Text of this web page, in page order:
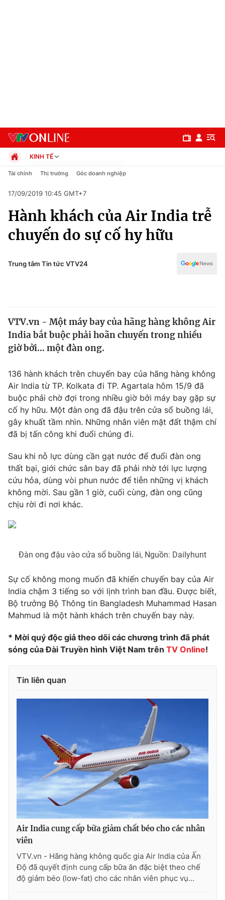
Chuyên mục
Chính trị
Thế giới
Thế giới đó đây
Câu chuyện quốc tế
Kinh tế
Tài chính
Thị trường
Góc doanh nghiệp
Dữ liệu và đời sống
Truyền hình
Phim VTV
Hậu trường
Nhân vật
Giải trí
Điện ảnh
Âm nhạc
Sao
Đời sống
Du lịch
Làm đẹp
Chất lượng cuộc sống
Giáo dục
Học trực tuyến
Sản phẩm
Thị trường
Giao lưu trực tuyến
Lịch phát sóng
Chuyên mục khác
Shorts video
VTV Money VTV Thể thao
VTV Sức khoẻ Bất động sản
Thị trường 24h Tấm lòng Việt
VTV4
VTV9 VTV8
KINH TẾ
Chính trị
Pháp luật
Kinh tế
Thể thao
Truyền hình
Y tế
Tài chính Thị trường Góc doanh nghiệp
17/09/2019 10:45 GMT+7
Hành khách của Air India trễ
chuyến do sự cố hy hữu
Trung tâm Tin tức VTV24
VTV.vn - Một máy bay của hãng hàng không Air
India bắt buộc phải hoãn chuyến trong nhiều
giờ bởi… một đàn ong.
136 hành khách trên chuyến bay của hãng hàng không
Air India từ TP. Kolkata đi TP. Agartala hôm 15/9 đã
buộc phải chờ đợi trong nhiều giờ bởi máy bay gặp sự
cố hy hữu. Một đàn ong đã đậu trên cửa sổ buồng lái,
gây khuất tầm nhìn. Những nhân viên mặt đất thậm chí
đã bị tấn công khi đuổi chúng đi.
Sau khi nỗ lực dùng cần gạt nước để đuổi đàn ong
thất bại, giới chức sân bay đã phải nhờ tới lực lượng
cứu hỏa, dùng vòi phun nước để tiễn những vị khách
không mời. Sau gần 1 giờ, cuối cùng, đàn ong cũng
chịu rời đi nơi khác.
Đàn ong đậu vào cửa sổ buồng lái, Nguồn: Dailyhunt
Sự cố không mong muốn đã khiến chuyến bay của Air
India chậm 3 tiếng so với lịnh trình ban đầu. Được biết,
Bộ trưởng Bộ Thông tin Bangladesh Muhammad Hasan
Mahmud là một hành khách trên chuyến bay này.
* Mời quý độc giả theo dõi các chương trình đã phát
sóng của Đài Truyền hình Việt Nam trên TV Online!
Tin liên quan
Air India cung cấp bữa giảm chất béo cho các nhân
viên
VTV.vn - Hãng hàng không quốc gia Air India của Ấn
Độ đã quyết định cung cấp bữa ăn đặc biệt theo chế
độ giảm béo (low-fat) cho các nhân viên phục vụ...